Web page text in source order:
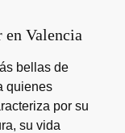
en Valencia
bellas de
quienes
por su
su vida